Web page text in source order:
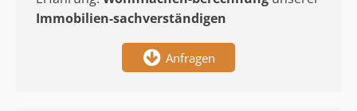
Immobilien-sachverständigen
Anfragen